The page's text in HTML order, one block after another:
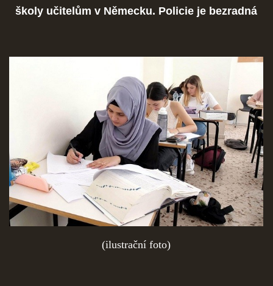
školy učitelům v Německu. Policie je bezradná
(ilustrační foto)